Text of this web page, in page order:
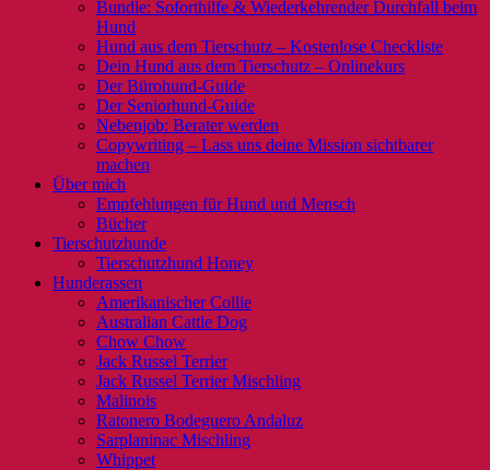
Bundle: Soforthilfe & Wiederkehrender Durchfall beim
Hund
Hund aus dem Tierschutz – Kostenlose Checkliste
Dein Hund aus dem Tierschutz – Onlinekurs
Der Bürohund-Guide
Der Seniorhund-Guide
Nebenjob: Berater werden
Copywriting – Lass uns deine Mission sichtbarer
machen
Über mich
Empfehlungen für Hund und Mensch
Bücher
Tierschutzhunde
Tierschutzhund Honey
Hunderassen
Amerikanischer Collie
Australian Cattle Dog
Chow Chow
Jack Russel Terrier
Jack Russel Terrier Mischling
Malinois
Ratonero Bodeguero Andaluz
Sarplaninac Mischling
Whippet